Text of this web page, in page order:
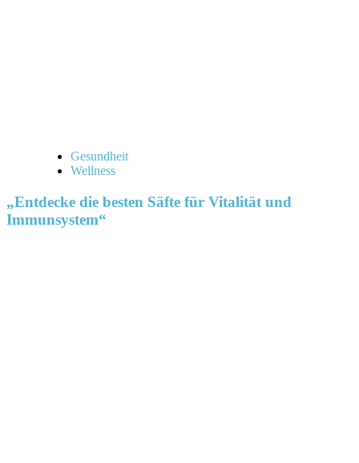
Gesundheit
Wellness
„Entdecke die besten Säfte für Vitalität und
Immunsystem“